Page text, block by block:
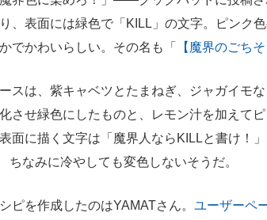
、表面には緑色で「KILL」の文字。ピンク
でかわいらしい。その名も「
【魔界のごち
スは、紫キャベツとたまねぎ、ジャガイモ
させ緑色にしたものと、レモン汁を加えて
面に描く文字は「魔界人ならKILLと書け！
なみに冷やしても変色しないそうだ。
ピを作成したのはYAMATさん。 ユーザーペ